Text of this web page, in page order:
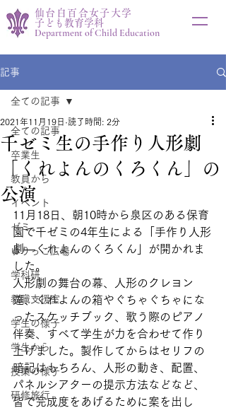
仙台白百合女子大学
子ども教育学科
Department of Child Education
記事
全ての記事
卒業生
教員から
イベント
ゼミ
ゆりっこ広場
学科研
教職支援室
学生の様子
学生から
授業の様子
研修旅行
全ての記事
千ゼミ生の手作り人形劇
「くれよんのくろくん」の
公演
2021年11月19日 読了時間: 2分
11月18日、朝10時から泉区のある保育
園で千ゼミの4年生による「手作り人形
劇―くれよんのくろくん」が開かれま
した。
人形劇の舞台の幕、人形のクレヨン
達、くれよんの箱やぐちゃぐちゃにな
ったスケッチブック、歌う際のピアノ
伴奏、すべて学生が力を合わせて作り
上げました。製作してからはセリフの
暗記はもちろん、人形の動き、配置、
パネルシアターの提示方法などなど、
皆で完成度をあげるために案を出し